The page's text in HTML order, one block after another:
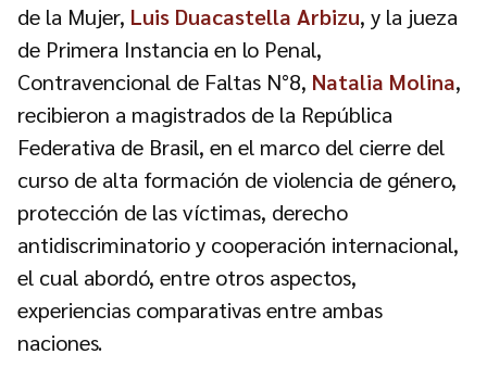
de la Mujer, Luis Duacastella Arbizu, y la jueza
de Primera Instancia en lo Penal,
Contravencional de Faltas N°8, Natalia Molina,
recibieron a magistrados de la República
Federativa de Brasil, en el marco del cierre del
curso de alta formación de violencia de género,
protección de las víctimas, derecho
antidiscriminatorio y cooperación internacional,
el cual abordó, entre otros aspectos,
experiencias comparativas entre ambas
naciones.